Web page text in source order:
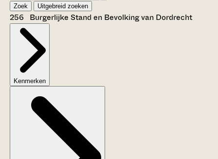
Zoek Uitgebreid zoeken
256 Burgerlijke Stand en Bevolking van Dordrecht
Kenmerken